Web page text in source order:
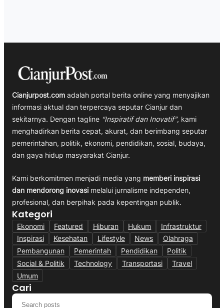
Cianjurpost.com adalah portal berita online yang menyajikan
informasi aktual dan terpercaya seputar Cianjur dan
sekitarnya. Dengan tagline “Inspiratif dan Inovatif”, kami
menghadirkan berita cepat, akurat, dan berimbang seputar
pemerintahan, politik, ekonomi, pendidikan, sosial, budaya,
dan gaya hidup masyarakat Cianjur.
Kami berkomitmen menjadi media yang memberi inspirasi
dan mendorong inovasi melalui jurnalisme independen,
profesional, dan berpihak pada kepentingan publik.
Kategori
Ekonomi Featured Hiburan Hukum
Infrastruktur
Inspirasi
Kesehatan Lifestyle News
Olahraga
Pembangunan
Pemerintah Pendidikan
Politik
Social & Politik
Technology Transportasi
Travel
Umum
Cari